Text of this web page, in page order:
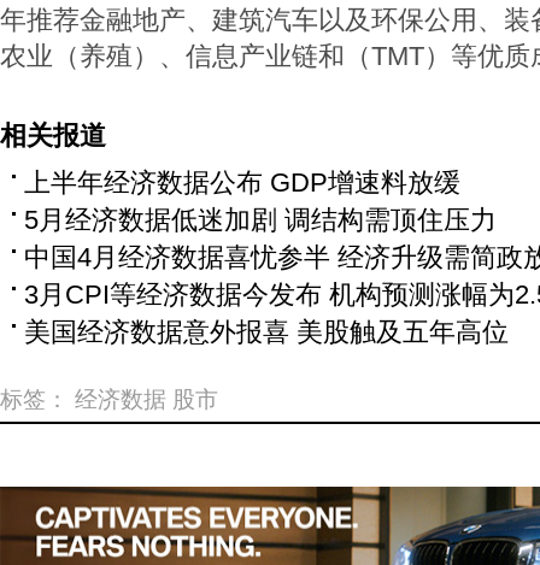
年推荐金融地产、建筑汽车以及环保公用、
农业（养殖）、信息产业链和（TMT）等优质
相关报道
上半年经济数据公布 GDP增速料放缓
5月经济数据低迷加剧 调结构需顶住压力
中国4月经济数据喜忧参半 经济升级需简政
3月CPI等经济数据今发布 机构预测涨幅为
美国经济数据意外报喜 美股触及五年高位
标签： 经济数据 股市